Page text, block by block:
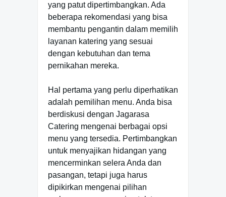
yang patut dipertimbangkan. Ada
beberapa rekomendasi yang bisa
membantu pengantin dalam memilih
layanan katering yang sesuai
dengan kebutuhan dan tema
pernikahan mereka.
Hal pertama yang perlu diperhatikan
adalah pemilihan menu. Anda bisa
berdiskusi dengan Jagarasa
Catering mengenai berbagai opsi
menu yang tersedia. Pertimbangkan
untuk menyajikan hidangan yang
mencerminkan selera Anda dan
pasangan, tetapi juga harus
dipikirkan mengenai pilihan